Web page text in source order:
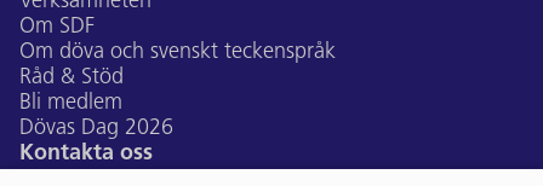
Om SDF
Om döva och svenskt teckenspråk
Råd & Stöd
Bli medlem
Dövas Dag 2026
Kontakta oss